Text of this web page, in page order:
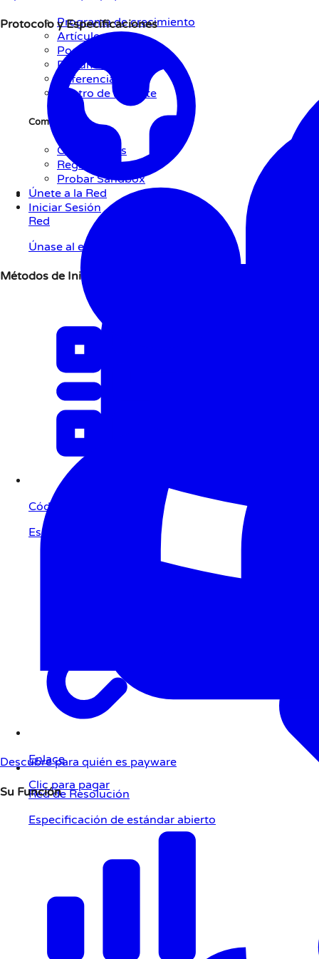
Programa de crecimiento
Artículos
Podcast
Documentación
Referencia API
Centro de Soporte
Comenzar
Contáctenos
Registro
Probar Sandbox
Únete a la Red
Iniciar Sesión
Protocolo y Especificaciones
Red de Resolución
Especificación de estándar abierto
Red
Únase al ecosistema
Métodos de Iniciación de Pago
Código QR
Escanear para pagar
Enlace
Clic para pagar
Descubre para quién es payware
Su Función